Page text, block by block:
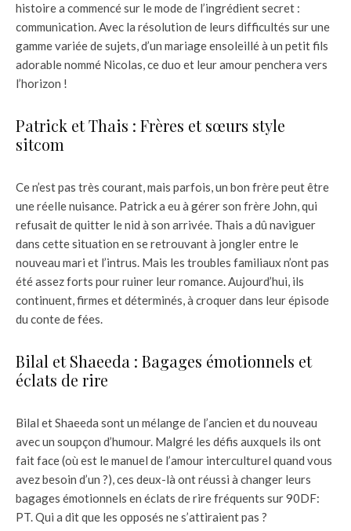
histoire a commencé sur le mode de l’ingrédient secret :
communication. Avec la résolution de leurs difficultés sur une
gamme variée de sujets, d’un mariage ensoleillé à un petit fils
adorable nommé Nicolas, ce duo et leur amour penchera vers
l’horizon !
Patrick et Thais : Frères et sœurs style
sitcom
Ce n’est pas très courant, mais parfois, un bon frère peut être
une réelle nuisance. Patrick a eu à gérer son frère John, qui
refusait de quitter le nid à son arrivée. Thais a dû naviguer
dans cette situation en se retrouvant à jongler entre le
nouveau mari et l’intrus. Mais les troubles familiaux n’ont pas
été assez forts pour ruiner leur romance. Aujourd’hui, ils
continuent, firmes et déterminés, à croquer dans leur épisode
du conte de fées.
Bilal et Shaeeda : Bagages émotionnels et
éclats de rire
Bilal et Shaeeda sont un mélange de l’ancien et du nouveau
avec un soupçon d’humour. Malgré les défis auxquels ils ont
fait face (où est le manuel de l’amour interculturel quand vous
avez besoin d’un ?), ces deux-là ont réussi à changer leurs
bagages émotionnels en éclats de rire fréquents sur 90DF:
PT. Qui a dit que les opposés ne s’attiraient pas ?